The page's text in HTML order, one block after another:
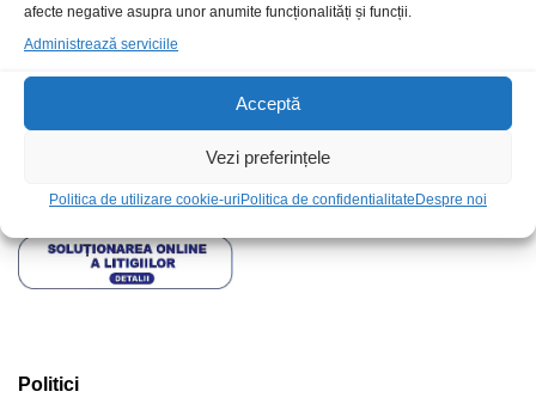
afecte negative asupra unor anumite funcționalități și funcții.
Administrează serviciile
Acceptă
Vezi preferințele
Politica de utilizare cookie-uri Politica de confidentialitate Despre noi
Informatii
Contact
Politici